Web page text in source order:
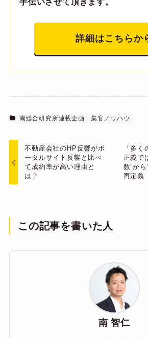
手伝いさせて頂きます。
詳細はこちらか
南総合研究所連載企画 集客ノウハウ
不動産会社のHP反響がポ
ータルサイト反響と比べ
て成約率が高い理由と
は？
「多
正義で
数”から
再定義
この記事を書いた人
南 智仁